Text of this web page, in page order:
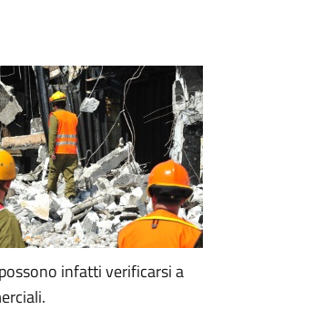
infatti verificarsi a